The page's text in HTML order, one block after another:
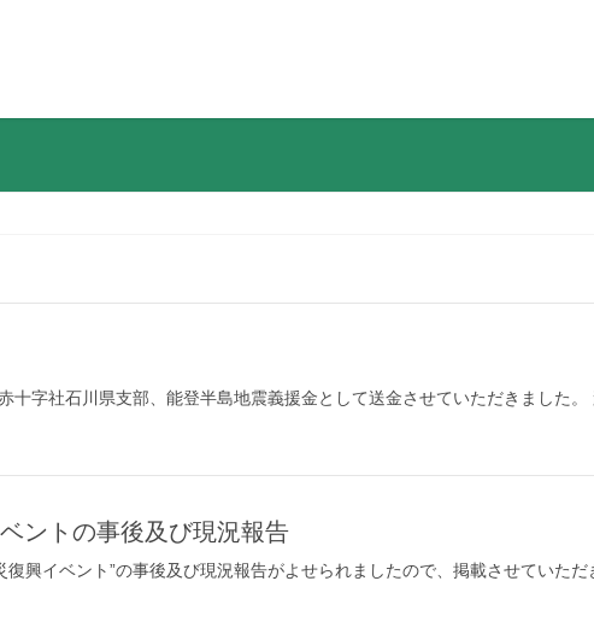
十字社石川県支部、能登半島地震義援金として送金させていただきました。
ベントの事後及び現況報告
興イベント”の事後及び現況報告がよせられましたので、掲載させていただ